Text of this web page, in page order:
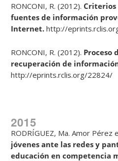
RONCONI, R. (2012).
fuentes de información
Internet.http://
RONCONI, R. (2012). Proceso
recuperación de informació
http://eprints.rclis.org/22824/
2015
RODRÍGUEZ, Ma. Amor Pérez
jóvenes ante las redes y
educación en competencia